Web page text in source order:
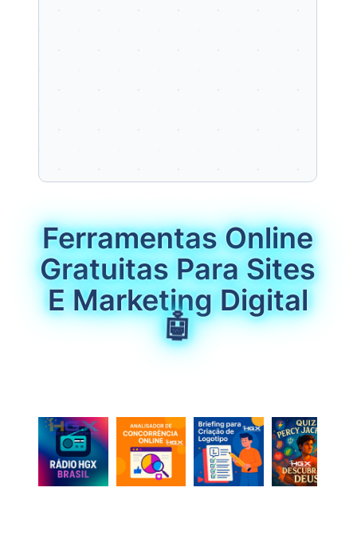
Ferramentas Online
Gratuitas Para Sites
E Marketing Digital
🤖